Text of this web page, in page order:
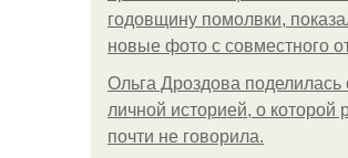
годовщину помолвки,
новые фото с совместного
Ольга Дроздова поделилась
личной историей, о которой
почти не говорила.